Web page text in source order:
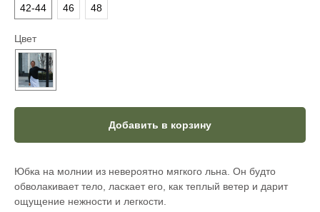
42-44
46 48
Цвет
Добавить в корзину
Юбка на молнии из невероятно мягкого льна. Он будто
обволакивает тело, ласкает его, как теплый ветер и дарит
ощущение нежности и легкости.